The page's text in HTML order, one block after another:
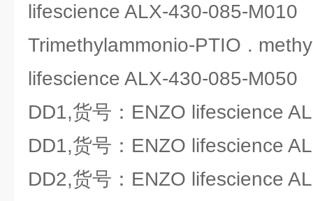
lifescience ALX-430-085-M010
Trimethylammonio-PTIO .
lifescience ALX-430-085-M050
DD1,货号：ENZO lifescience
DD1,货号：ENZO lifescience
DD2,货号：ENZO lifescience